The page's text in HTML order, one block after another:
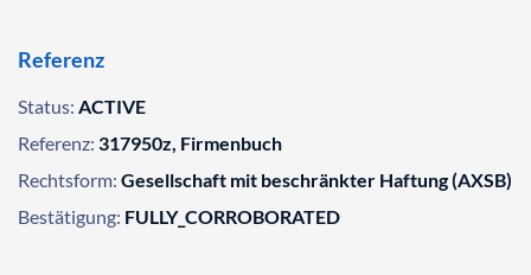
Referenz
Status: ACTIVE
Referenz: 317950z, Firmenbuch
Rechtsform: Gesellschaft mit beschränkter Haftung (AXSB)
Bestätigung: FULLY_CORROBORATED